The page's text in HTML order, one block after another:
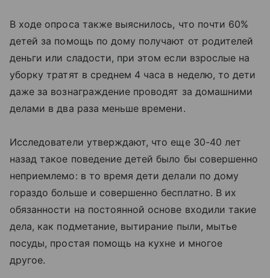
В ходе опроса также выяснилось, что почти 60%
детей за помощь по дому получают от родителей
деньги или сладости, при этом если взрослые на
уборку тратят в среднем 4 часа в неделю, то дети
даже за вознаграждение проводят за домашними
делами в два раза меньше времени.
Исследователи утверждают, что еще 30-40 лет
назад такое поведение детей было бы совершенно
неприемлемо: в то время дети делали по дому
гораздо больше и совершенно бесплатно. В их
обязанности на постоянной основе входили такие
дела, как подметание, вытирание пыли, мытье
посуды, простая помощь на кухне и многое
другое.